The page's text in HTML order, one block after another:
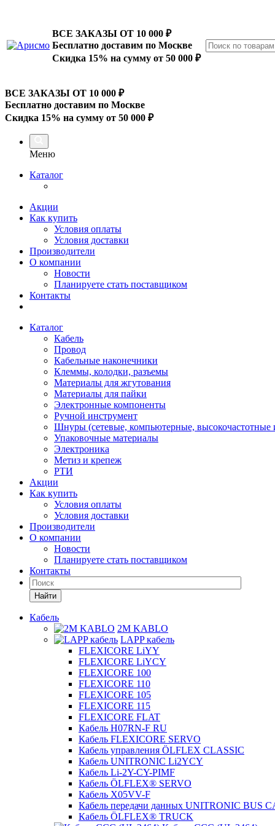
ВСЕ ЗАКАЗЫ ОТ 10 000 ₽
Бесплатно доставим по Москве
Скидка 15% на сумму от 50 000 ₽
ВСЕ ЗАКАЗЫ ОТ 10 000 ₽
Бесплатно доставим по Москве
Скидка 15% на сумму от 50 000 ₽
Меню
Каталог
Акции
Как купить
Условия оплаты
Условия доставки
Производители
О компании
Новости
Планируете стать поставщиком
Контакты
Каталог
Кабель
Провод
Кабельные наконечники
Клеммы, колодки, разъемы
Материалы для жгутования
Материалы для пайки
Электронные компоненты
Ручной инструмент
Шнуры (сетевые, компьютерные, высокочастотные
Упаковочные материалы
Электроника
Метиз и крепеж
РТИ
Акции
Как купить
Условия оплаты
Условия доставки
Производители
О компании
Новости
Планируете стать поставщиком
Контакты
Найти
Кабель
2M KABLO
LAPP кабель
FLEXICORE LiYY
FLEXICORE LiYCY
FLEXICORE 100
FLEXICORE 110
FLEXICORE 105
FLEXICORE 115
FLEXICORE FLAT
Кабель H07RN-F RU
Кабель FLEXICORE SERVO
Кабель управления ÖLFLEX CLASSIC
Кабель UNITRONIC Li2YCY
Кабель Li-2Y-CY-PIMF
Кабель ÖLFLEX® SERVO
Кабель X05VV-F
Кабель передачи данных UNITRONIC BUS
Кабель ÖLFLEX® TRUCK